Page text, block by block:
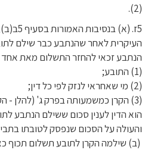
(2).
5ז. (א)
העיקרית לאחר שהנתבע כבר שילם
הנתבע זכאי להחזר התשלום מאת
(1) התובע;
(2) מי שאחראי לנזק לפי כל דין;
(3) הקרן כמשמעותה בפרק ג' (להלן - הקרן);
הוא הדין לענין סכום ששילם הנתבע
והעולה על הסכום שנפסק לטובתו
(ב) שילמה הקרן לתובע תשלום תכוף